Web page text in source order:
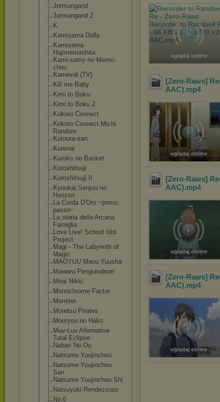
Jormungand
Jormungand 2
K
Kamisama Dolls
Kamisama
Hajimemashita
Kami-samy no Memo-
chou
Karneval (TV)
Kill me Baby
Kimi to Boku
Kimi to Boku 2
Kokoro Connect
Kokoro Connect Michi
Random
Kotoura-san
Kurenai
Kuroko no Basket
Kuroshitsuji
Kuroshitsuji II
Kyoukai Senjou no
Horizon
La Corda D'Oro ~primo
passo~
La storia della Arcana
Famiglia
Love Live! School Idol
Project
Magi - The Labyrinth of
Magic
MAOYUU Maou Yuusha
Mawaru Penguindrum
Mirai Nikki
Monochrome Factor
Monster
Moretsu Pirates
Mouryou no Hako
Muv-Luv Alternative
Total Eclipse
Nabari No Ou
Natsume Yuujinchou
Natsume Yuujinchou
San
Natsume Yuujinchou Shi
Natsuyuki Rendezvous
No.6
oglądaj online
[Zero-Raws]
AAC).mp4
oglądaj online
[Zero-Raws]
AAC).mp4
oglądaj online
[Zero-Raws]
AAC).mp4
oglądaj online